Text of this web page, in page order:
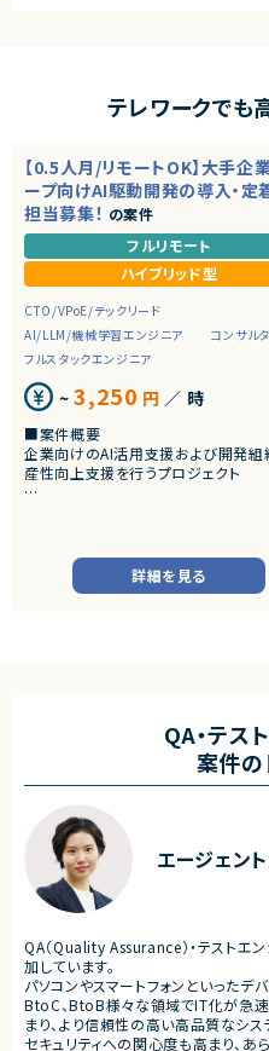
テレワークでも
【0.5人月/リモートOK】大手企
ープ向けAI駆動開発の導入・定
担当募集！ の案件
フルリモート
ハイブリッド型
CTO/VPoE/テックリード
AI/LLM/機械学習エンジニア
コンサル
フルスタックエンジニア
~3,250 円 ／ 時
■案件概要
企業向けのAI活用支援および開発組
産性向上支援を行うプロジェクト
Cursor、Claude Code、GitHub
odex等を使い、開発生産性を高める
現状の開発プロセス・課題のヒア
AI活用方針・開発プロセスの設計
AIを活用した設計・実装・レビュー
提案
2. 導入・伴走支援
開発チームへの伴走支援
AIツール（Cursor、Claude Code等
用支援
必要に応じたワークショップ・勉強
3. 品質改善・定着支援
コードレビュー・設計レビュー
開発品質・セキュリティ観点でのレビ
効果測定・改善提案
詳細を見る
QA・テス
案件の
エージェン
QA（Quality Assurance）・テストエ
加しています。
パソコンやスマートフォンといったデ
BtoC、BtoB様々な領域でIT化が急
まり、より信頼性の高い高品質なシ
セキュリティへの関心度も高まり、